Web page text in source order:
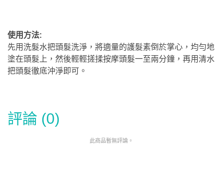
使用方法:
先用洗髮水把頭髮洗淨，將適量的護髮素倒於掌心，均勻地
塗在頭髮上，然後輕輕搓揉按摩頭髮一至兩分鐘，再用清水
把頭髮徹底沖淨即可。
評論 (0)
此商品暫無評論。